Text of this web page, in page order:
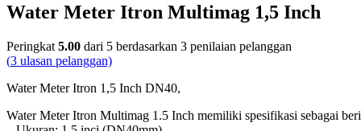
Water Meter Itron Multimag 1,5 Inch
Peringkat 5.00 dari 5 berdasarkan 3 penilaian pelanggan
(3 ulasan pelanggan)
Water Meter Itron 1,5 Inch DN40,
Water Meter Itron Multimag 1.5 Inch memiliki spesifikasi sebagai